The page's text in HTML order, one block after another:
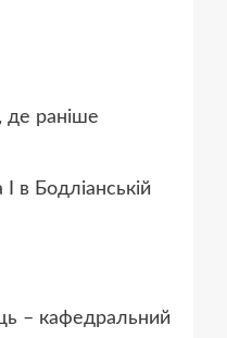
де раніше
в Бодліанській
– кафедральний